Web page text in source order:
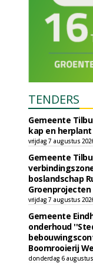
TENDERS
Gemeente
kap en herplant
vrijdag 7 augustus
Gemeente
boslandschap
Groenprojecten
vrijdag 7 augustus
Gemeente
onderhoud
Boomrooierij
donderdag 6